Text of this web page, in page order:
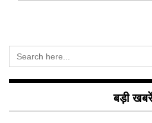
Search
for:
बड़ी